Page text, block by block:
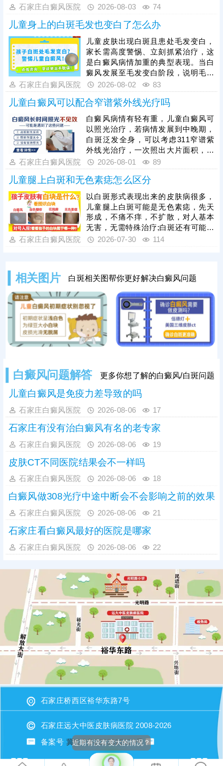
非外伤型白癜风、非瘢痕体质，术前
的手术方法被应用到白癜风临床治疗
当中：黑色素细胞种植，与植皮手术
相比，自体活性色素细胞移植成活
快，着色均匀，不留疤痕，复色成功
率高。做手术认准正规医院，经验丰
富的医生操作，告知术前术后护理事
项，一次治疗成功率更高。
石家庄白癜风医院 2026-08-03 74
儿童身上的白斑毛发也变白了怎么办
儿童皮肤出现白斑且患处毛发变白，
家长需高度警惕、立刻抓紧治疗，这
是白癜风病情加重的典型表现。当白
癜风发展至毛发变白阶段，说明毛囊
黑色素细胞已受损，治疗难度会明显
增加，家长切勿病急乱投医，随意使
用偏方、激素类药膏盲目医治，儿童
白癜风需遵循科学诊疗原则，临床多
采用综合性治疗方案，像中医定向、
药物渗透联合308激光是常用且安全
高效的方法，适配儿童体质，能够内
外兼顾修复黑色素细胞，复色效果明
显。白癜风治疗是循序渐进的过程，
家长需坚持
石家庄白癜风医院 2026-08-02 83
儿童白癜风可以配合窄谱紫外线光疗吗
白癜风病情有轻有重，儿童白癜风可
以照光治疗，若病情发展到中晚期，
白斑泛发全身，可以考虑311窄谱紫
外线光治疗，一次照出大片面积，节
省单次照光时间和费用;若白斑面积较
小，数目不多，可考虑308准分子激
光治疗，靶向性好，起效快，安全性
高。照光治疗需确定合适的剂量、频
率，维持疗效连贯;可搭配对症药物进
行综合治疗，双管齐下，提升疗效，
加快肤色还原。
石家庄白癜风医院 2026-08-01 89
儿童腿上白斑和无色素痣怎么区分
以白斑形式表现出来的皮肤病很多，
儿童腿上白斑可能是无色素痣，先天
形成，不痛不痒，不扩散，对人基本
无害，无需特殊治疗;白斑还有可能是
白癜风，这种皮肤病近年来的发病率
检查，结果准确、详细。确诊后结合
白斑症状、成因针对治疗，避免病情
加重，给孩子带来负面影响。
石家庄白癜风医院 2026-07-30 114
相关图片 白斑相关图帮你更好解决白癜风问题
白癜风问题解答 更多你想了解的白癜风/白斑问题
儿童白癜风是免疫力差导致的吗
石家庄白癜风医院 2026-08-06 17
石家庄有没有治白癜风有名的老专家
石家庄白癜风医院 2026-08-06 19
皮肤CT不同医院结果会不一样吗
石家庄白癜风医院 2026-08-06 18
白癜风做308光疗中途中断会不会影响之前的效果
石家庄白癜风医院 2026-08-06 21
石家庄看白癜风最好的医院是哪家
石家庄白癜风医院 2026-08-06 22
石家庄桥西区裕华东路7号
石家庄远大中医皮肤病医院 2008-2026
备案号 冀ICP备2023015620号
近期有没有变大的情况？